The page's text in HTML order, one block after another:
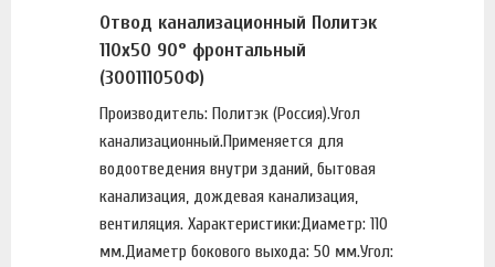
Отвод канализационный Политэк
110х50 90° фронтальный
(300111050Ф)
Производитель: Политэк (Россия).Угол
канализационный.Применяется для
водоотведения внутри зданий, бытовая
канализация, дождевая канализация,
вентиляция. Характеристики:Диаметр: 110
мм.Диаметр бокового выхода: 50 мм.Угол: